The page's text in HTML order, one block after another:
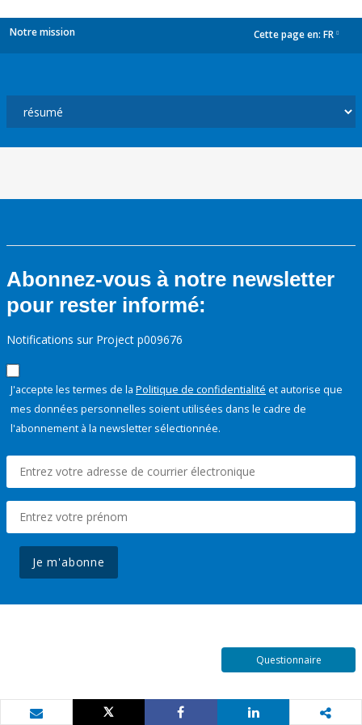
Notre mission Cette page en: FR
Abonnez-vous à notre newsletter
pour rester informé:
Notifications sur Project p009676
J'accepte les termes de la Politique de confidentialité et autorise que
mes données personnelles soient utilisées dans le cadre de
l'abonnement à la newsletter sélectionnée.
Je m'abonne
Questionnaire